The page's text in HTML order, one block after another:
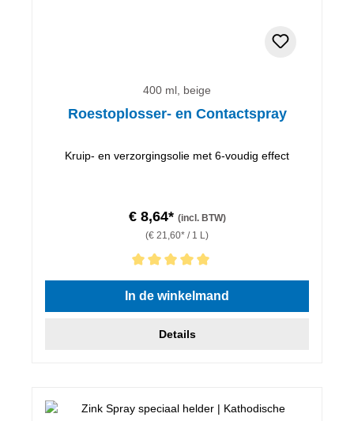
400 ml, beige
Roestoplosser- en Contactspray
Kruip- en verzorgingsolie met 6-voudig effect
€ 8,64* (incl. BTW)
(€ 21,60* / 1 L)
Gemiddelde waardering van 5 van 5 sterren
In de winkelmand
Details